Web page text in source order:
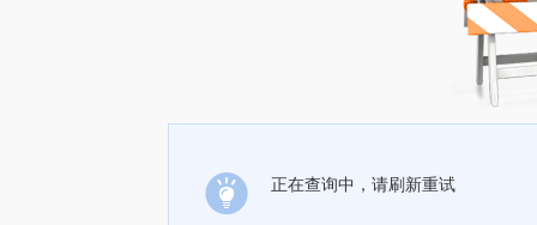
正在查询中，请刷新重试